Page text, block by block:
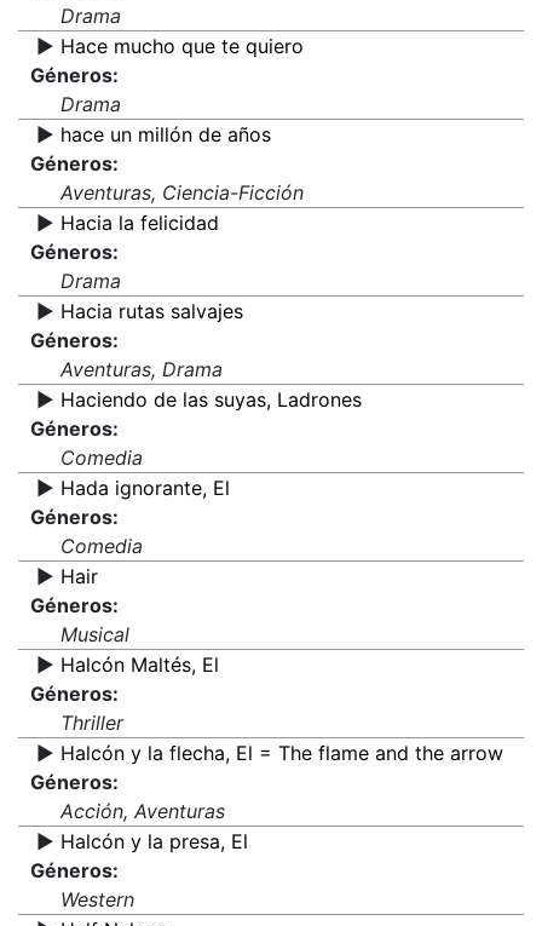
Drama
▶️ Hace mucho que te quiero
Géneros:
Drama
▶️ hace un millón de años
Géneros:
Aventuras, Ciencia-Ficción
▶️ Hacia la felicidad
Géneros:
Drama
▶️ Hacia rutas salvajes
Géneros:
Aventuras, Drama
▶️ Haciendo de las suyas, Ladrones
Géneros:
Comedia
▶️ Hada ignorante, El
Géneros:
Comedia
▶️ Hair
Géneros:
Musical
▶️ Halcón Maltés, El
Géneros:
Thriller
▶️ Halcón y la flecha, El = The flame and the arrow
Géneros:
Acción, Aventuras
▶️ Halcón y la presa, El
Géneros:
Western